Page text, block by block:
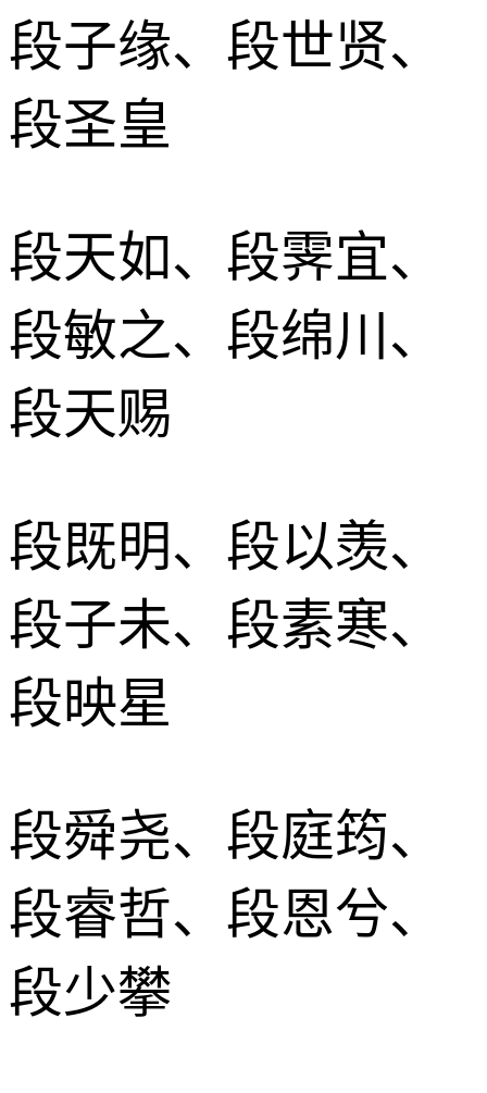
段子缘、段世贤、
段圣皇
段天如、段霁宜、
段敏之、段绵川、
段天赐
段既明、段以羡、
段子未、段素寒、
段映星
段舜尧、段庭筠、
段睿哲、段恩兮、
段少攀